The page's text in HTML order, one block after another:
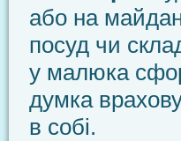
або на
посуд чи
у малюка
думка
в собі.